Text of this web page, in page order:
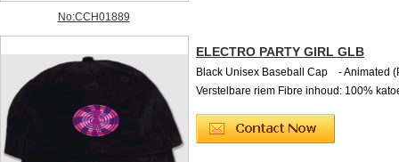
No:CCH01889
ELECTRO PARTY GIRL GLB
Black Unisex Baseball Cap - Animated
Verstelbare riem Fibre inhoud: 100%